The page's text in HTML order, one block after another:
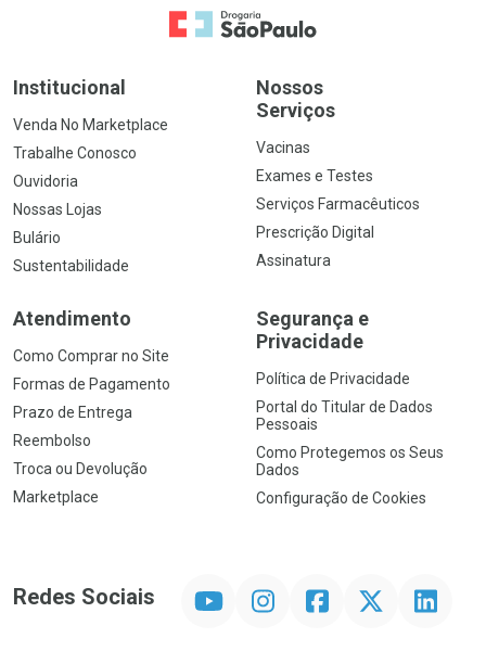
Ir para a Home
Institucional
Venda No Marketplace
Trabalhe Conosco
Ouvidoria
Nossas Lojas
Bulário
Sustentabilidade
Nossos
Serviços
Vacinas
Exames e Testes
Serviços Farmacêuticos
Prescrição Digital
Assinatura
Atendimento
Como Comprar no Site
Formas de Pagamento
Prazo de Entrega
Reembolso
Troca ou Devolução
Marketplace
Segurança e
Privacidade
Política de Privacidade
Portal do Titular de Dados
Pessoais
Como Protegemos os Seus
Dados
Configuração de Cookies
Redes Sociais InstagramFacebookTwitter Linkedin